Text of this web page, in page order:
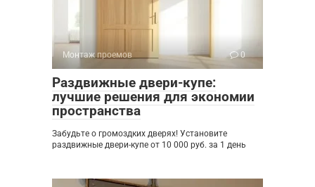
Монтаж проемов 0
Раздвижные двери-купе:
лучшие решения для экономии
пространства
Забудьте о громоздких дверях! Установите
раздвижные двери-купе от 10 000 руб. за 1 день